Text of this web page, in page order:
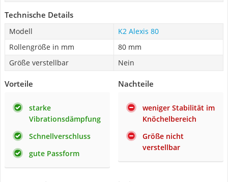
Technische Details
Modell
K2 Alexis 80
Rollengröße in mm
80 mm
Größe verstellbar
Nein
Vorteile
starke
Vibrationsdämpfung
Schnellverschluss
gute Passform
Nachteile
weniger Stabilität im
Knöchelbereich
Größe nicht
verstellbar